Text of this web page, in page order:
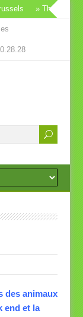
» The
des animaux
end et la